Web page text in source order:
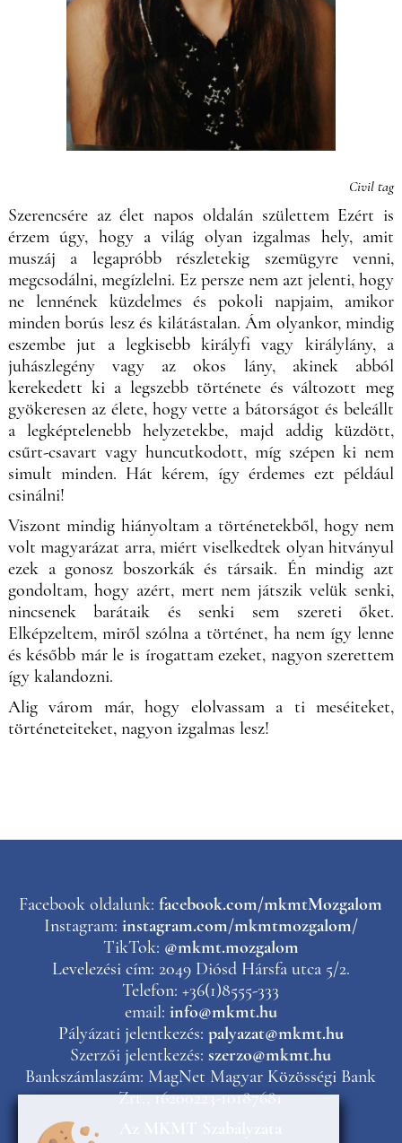
Civil tag
Szerencsére az élet napos oldalán születtem Ezért is
érzem úgy, hogy a világ olyan izgalmas hely, amit
muszáj a legapróbb részletekig szemügyre venni,
megcsodálni, megízlelni. Ez persze nem azt jelenti, hogy
ne lennének küzdelmes és pokoli napjaim, amikor
minden borús lesz és kilátástalan. Ám olyankor, mindig
eszembe jut a legkisebb királyfi vagy királylány, a
juhászlegény vagy az okos lány, akinek abból
kerekedett ki a legszebb története és változott meg
gyökeresen az élete, hogy vette a bátorságot és beleállt
a legképtelenebb helyzetekbe, majd addig küzdött,
csűrt-csavart vagy huncutkodott, míg szépen ki nem
simult minden. Hát kérem, így érdemes ezt például
csinálni!
Viszont mindig hiányoltam a történetekből, hogy nem
volt magyarázat arra, miért viselkedtek olyan hitványul
ezek a gonosz boszorkák és társaik. Én mindig azt
gondoltam, hogy azért, mert nem játszik velük senki,
nincsenek barátaik és senki sem szereti őket.
Elképzeltem, miről szólna a történet, ha nem így lenne
és később már le is írogattam ezeket, nagyon szerettem
így kalandozni.
Alig várom már, hogy elolvassam a ti meséiteket,
történeteiteket, nagyon izgalmas lesz!
Facebook oldalunk:facebook.com/mkmtMozgalom
Instagram: instagram.com/mkmtmozgalom/
TikTok: @mkmt.mozgalom
Levelezési cím: 2049 Diósd Hársfa utca 5/2.
Telefon: +36(1)8555-333
email: info@mkmt.hu
Pályázati jelentkezés: palyazat@mkmt.hu
Szerzői jelentkezés:szerzo@mkmt.hu
Bankszámlaszám: MagNet Magyar Közösségi Bank
Zrt., 16200223-10187681